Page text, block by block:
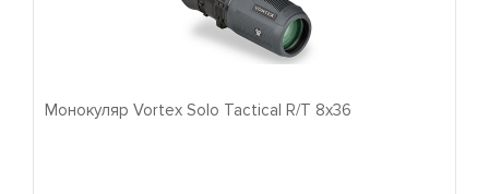
Монокуляр Vortex Solo Tactical R/T 8x36